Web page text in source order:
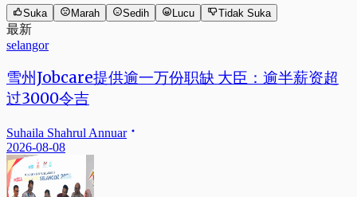
Suka Marah Sedih Lucu Tidak Suka
最新
selangor
雪州Jobcare提供逾一万份职缺 大臣：逾半薪资超
过3000令吉
Suhaila Shahrul Annuar
2026-08-08